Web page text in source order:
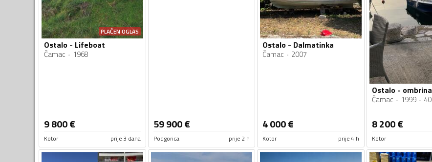
PLAĆEN OGLAS
Ostalo - Lifeboat
Čamac 1968
9 800€
Kotor prije 3 dana
59 900€
Podgorica prije 2 h
Ostalo - Dalmatinka
Čamac 2007
4 000€
Kotor prije 4 h
Ostalo -
Čamac 1999
8 200€
Kotor